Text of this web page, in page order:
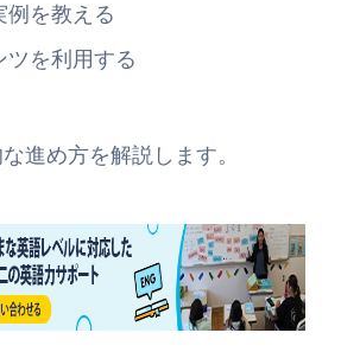
例を教える
を利用する
進め方を解説します。